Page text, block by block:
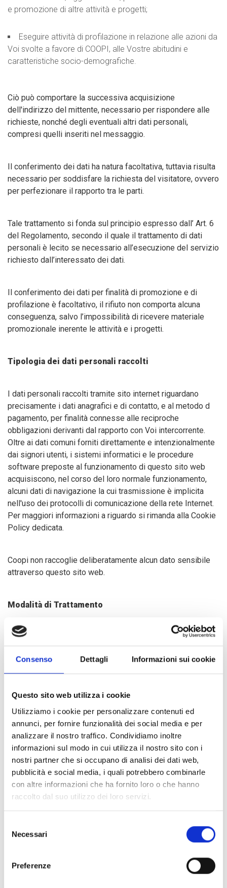
Consenso Dettagli Informazioni sui cookie
Questo sito web utilizza i cookie
Utilizziamo i cookie per personalizzare contenuti ed
annunci, per fornire funzionalità dei social media e per
analizzare il nostro traffico. Condividiamo inoltre
informazioni sul modo in cui utilizza il nostro sito con i
nostri partner che si occupano di analisi dei dati web,
pubblicità e social media, i quali potrebbero combinarle
con altre informazioni che ha fornito loro o che hanno
raccolto dal suo utilizzo dei loro servizi.
delNecessari
Preferenze
e promozione di altre attività e progetti;
Eseguire attività di profilazione in relazione alle azioni da
Voi svolte a favore di COOPI, alle Vostre abitudini e
caratteristiche socio-demografiche.
Ciò può comportare la successiva acquisizione
dell'indirizzo del mittente, necessario per rispondere alle
richieste, nonché degli eventuali altri dati personali,
compresi quelli inseriti nel messaggio.
Il conferimento dei dati ha natura facoltativa, tuttavia risulta
necessario per soddisfare la richiesta del visitatore, ovvero
per perfezionare il rapporto tra le parti.
Tale trattamento si fonda sul principio espresso dall’ Art. 6
del Regolamento, secondo il quale il trattamento di dati
personali è lecito se necessario all’esecuzione del servizio
richiesto dall’interessato dei dati.
Il conferimento dei dati per finalità di promozione e di
profilazione è facoltativo, il rifiuto non comporta alcuna
conseguenza, salvo l’impossibilità di ricevere materiale
promozionale inerente le attività e i progetti.
Tipologia dei dati personali raccolti
I dati personali raccolti tramite sito internet riguardano
precisamente i dati anagrafici e di contatto, e al metodo d
pagamento, per finalità connesse alle reciproche
obbligazioni derivanti dal rapporto con Voi intercorrente.
Oltre ai dati comuni forniti direttamente e intenzionalmente
dai signori utenti, i sistemi informatici e le procedure
software preposte al funzionamento di questo sito web
acquisiscono, nel corso del loro normale funzionamento,
alcuni dati di navigazione la cui trasmissione è implicita
nell'uso dei protocolli di comunicazione della rete Internet.
Per maggiori informazioni a riguardo si rimanda alla Cookie
Policy dedicata.
Coopi non raccoglie deliberatamente alcun dato sensibile
attraverso questo sito web.
Modalità di Trattamento
Per trattamento di dati personali si intende la loro raccolta,
registrazione, organizzazione, conservazione,
elaborazione, modificazione, selezione, estrazione,
raffronto, utilizzo, interconnessione, blocco, comunicazione,
combinazione di due o più di tali operazioni, anche
attraverso strumenti automatizzati atti a memorizzare,
gestire e trasmettere i dati stessi, utilizzando strumenti
idonei a garantire la sicurezza e la riservatezza.
Per quanto attiene la sicurezza, Vi comunichiamo che la
banca dati è accessibile solo da parte del personale a ciò
incaricato dal Titolare, così come le relative operazioni
riservatezza e potrà essere effettuato attraverso mezzi
elettronici o automatizzati ed attraverso mezzi non
misure di sicurezza, così come previste dal Regolamento
(UE) 2016/679 sulla Protezione dei Dati Personali, per